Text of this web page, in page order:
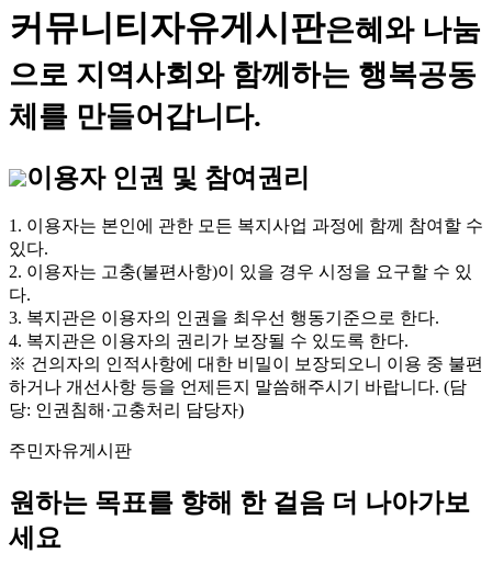
커뮤니티자유게시판은혜와 나눔
으로 지역사회와 함께하는 행복공동
체를 만들어갑니다.
이용자 인권 및 참여권리
1. 이용자는 본인에 관한 모든 복지사업 과정에 함께 참여할 수
있다.
2. 이용자는 고충(불편사항)이 있을 경우 시정을 요구할 수 있
다.
3. 복지관은 이용자의 인권을 최우선 행동기준으로 한다.
4. 복지관은 이용자의 권리가 보장될 수 있도록 한다.
※ 건의자의 인적사항에 대한 비밀이 보장되오니 이용 중 불편
하거나 개선사항 등을 언제든지 말씀해주시기 바랍니다. (담
당: 인권침해·고충처리 담당자)
주민자유게시판
원하는 목표를 향해 한 걸음 더 나아가보
세요